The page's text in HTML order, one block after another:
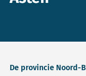
De provincie Noord-